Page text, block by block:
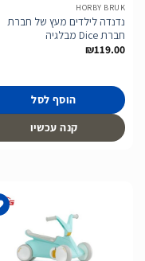
HORBY BRUK
נדנדה לילדים מעץ של חברת
חברת Dice מבלגיה
₪119.00
הוסף לסל
קנה עכשיו